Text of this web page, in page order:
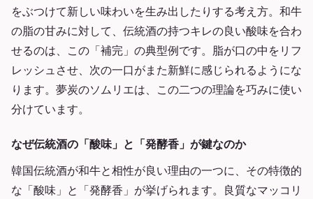
をぶつけて新しい味わいを生み出したりする考え方。和牛
の脂の甘みに対して、伝統酒の持つキレの良い酸味を合わ
せるのは、この「補完」の典型例です。脂が口の中をリフ
レッシュさせ、次の一口がまた新鮮に感じられるようにな
ります。夢炭のソムリエは、この二つの理論を巧みに使い
分けています。
なぜ伝統酒の「酸味」と「発酵香」が鍵なのか
韓国伝統酒が和牛と相性が良い理由の一つに、その特徴的
な「酸味」と「発酵香」が挙げられます。良質なマッコリ